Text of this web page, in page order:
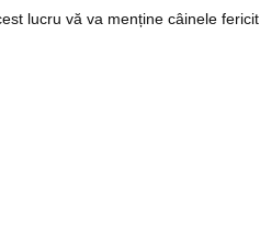
lucru vă va menține câinele